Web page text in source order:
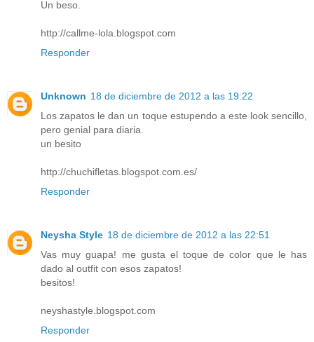
Un beso.
http://callme-lola.blogspot.com
Responder
Unknown 18 de diciembre de 2012 a las 19:22
Los zapatos le dan un toque estupendo a este look sencillo,
pero genial para diaria.
un besito
http://chuchifletas.blogspot.com.es/
Responder
Neysha Style 18 de diciembre de 2012 a las 22:51
Vas muy guapa! me gusta el toque de color que le has
dado al outfit con esos zapatos!
besitos!
neyshastyle.blogspot.com
Responder